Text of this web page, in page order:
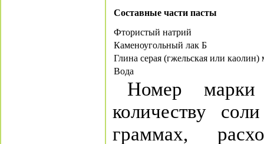
Составные части пасты
Фтористый натрий
Каменоугольный лак Б
Глина серая (гжельская или каолин)
Вода
Номер марки
количеству
граммах,